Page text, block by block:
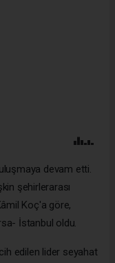
devam etti.
şehirlerarası
Koç'a göre,
İstanbul oldu.
edilen lider seyahat